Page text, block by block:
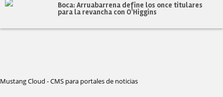
Boca: Arruabarrena define los once titulares
para la revancha con O'Higgins
Mustang Cloud - CMS para portales de noticias